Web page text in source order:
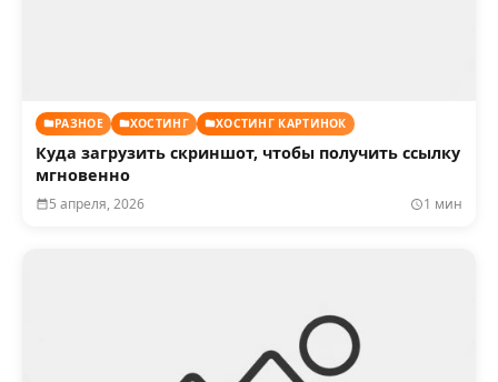
РАЗНОЕ ХОСТИНГ ХОСТИНГ КАРТИНОК
Куда загрузить скриншот, чтобы получить ссылку
мгновенно
5 апреля, 2026 1 мин